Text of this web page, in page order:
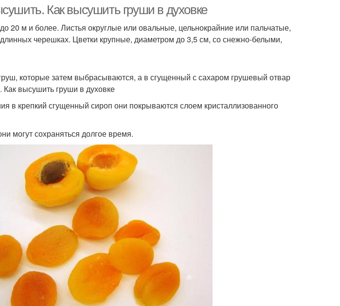
груш
Груши для
Груши к зиме
Пюре из груши Повидло из груш
Условия на зиму
Груши в домашних
Повидла из груш Груши к хранению
Вяленые груши Груши на солнце
Как высушить груши в духовке
20 м и более. Листья округлые или овальные, цельнокрайние или пальчатые,
черешках. Цветки крупные, диаметром до 3,5 см, со снежно-белыми,
которые затем выбрасываются, а в сгущенный с сахаром грушевый отвар
высушить груши в духовке
в крепкий сгущенный сироп они покрываются слоем кристаллизованного
могут сохраняться долгое время.